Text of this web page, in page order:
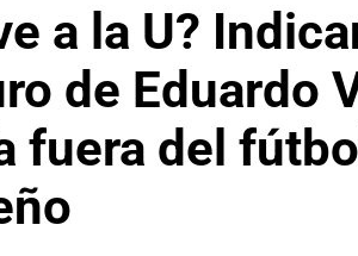
a la U?
de Eduardo
fuera del